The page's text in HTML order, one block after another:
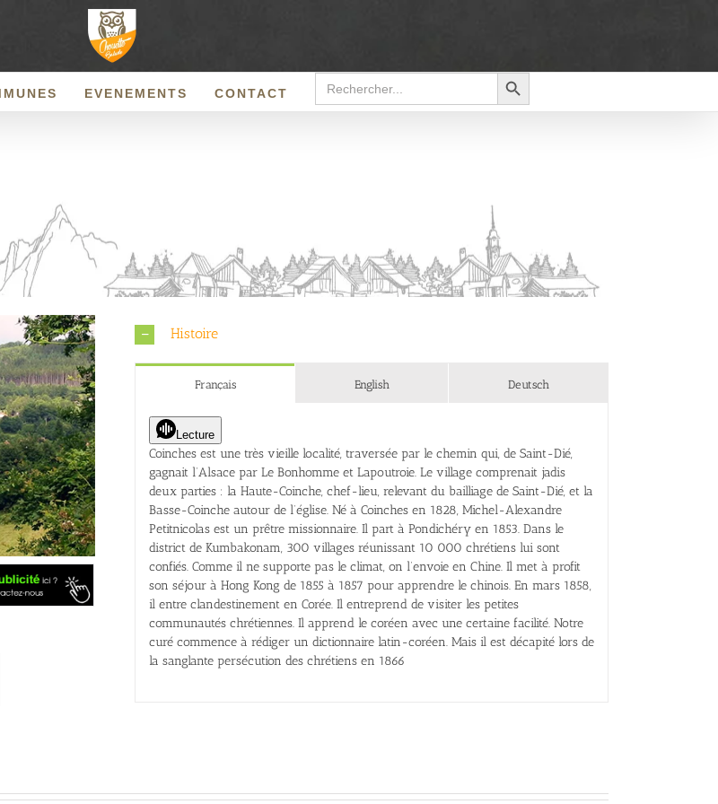
EVENEMENTS CONTACT
Search
for:
Search Button
Histoire
Français English Deutsch
Lecture
Coinches est une très vieille localité, traversée par le chemin qui, de Saint-Dié,
gagnait l’Alsace par Le Bonhomme et Lapoutroie. Le village comprenait jadis
deux parties : la Haute-Coinche, chef-lieu, relevant du bailliage de Saint-Dié, et la
Basse-Coinche autour de l’église. Né à Coinches en 1828, Michel-Alexandre
Petitnicolas est un prêtre missionnaire. Il part à Pondichéry en 1853. Dans le
district de Kumbakonam, 300 villages réunissant 10 000 chrétiens lui sont
confiés. Comme il ne supporte pas le climat, on l’envoie en Chine. Il met à profit
son séjour à Hong Kong de 1855 à 1857 pour apprendre le chinois. En mars 1858,
il entre clandestinement en Corée. Il entreprend de visiter les petites
communautés chrétiennes. Il apprend le coréen avec une certaine facilité. Notre
curé commence à rédiger un dictionnaire latin-coréen. Mais il est décapité lors de
la sanglante persécution des chrétiens en 1866